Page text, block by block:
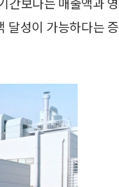
달성이 가능하다는 증